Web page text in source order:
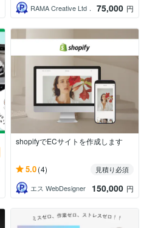
RAMA Creative Ltd． 75,000 円
shopifyでECサイトを作成します
5.0(4)
見積り必須
エス WebDesigner
150,000 円